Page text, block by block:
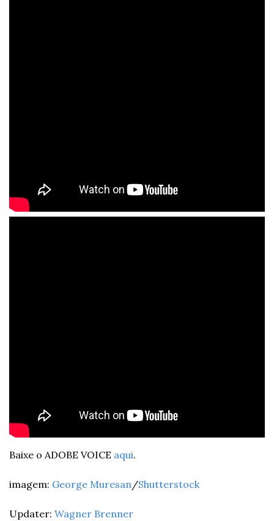
Baixe o ADOBE VOICE aqui.
imagem: George Muresan /Shutterstock
Updater: Wagner Brenner